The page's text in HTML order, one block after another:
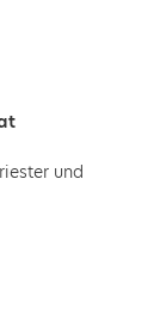
und